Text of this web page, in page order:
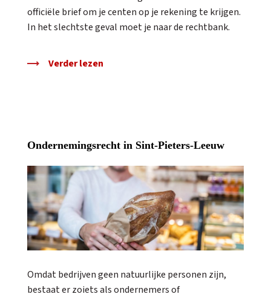
officiële brief om je centen op je rekening te krijgen.
In het slechtste geval moet je naar de rechtbank.
Verder lezen
Ondernemingsrecht in Sint-Pieters-Leeuw
Omdat bedrijven geen natuurlijke personen zijn,
bestaat er zoiets als ondernemers of